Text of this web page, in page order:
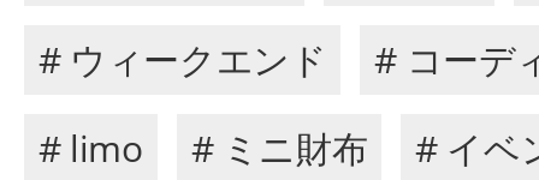
# ウィークエンド
# コーデ
# limo
# ミニ財布
# イベ